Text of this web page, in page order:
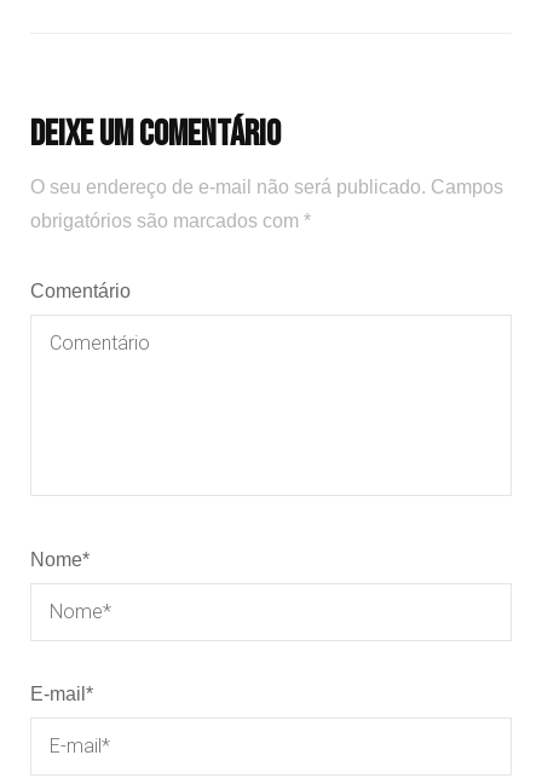
Deixe um comentário
O seu endereço de e-mail não será publicado. Campos
obrigatórios são marcados com *
Comentário
Nome*
E-mail *